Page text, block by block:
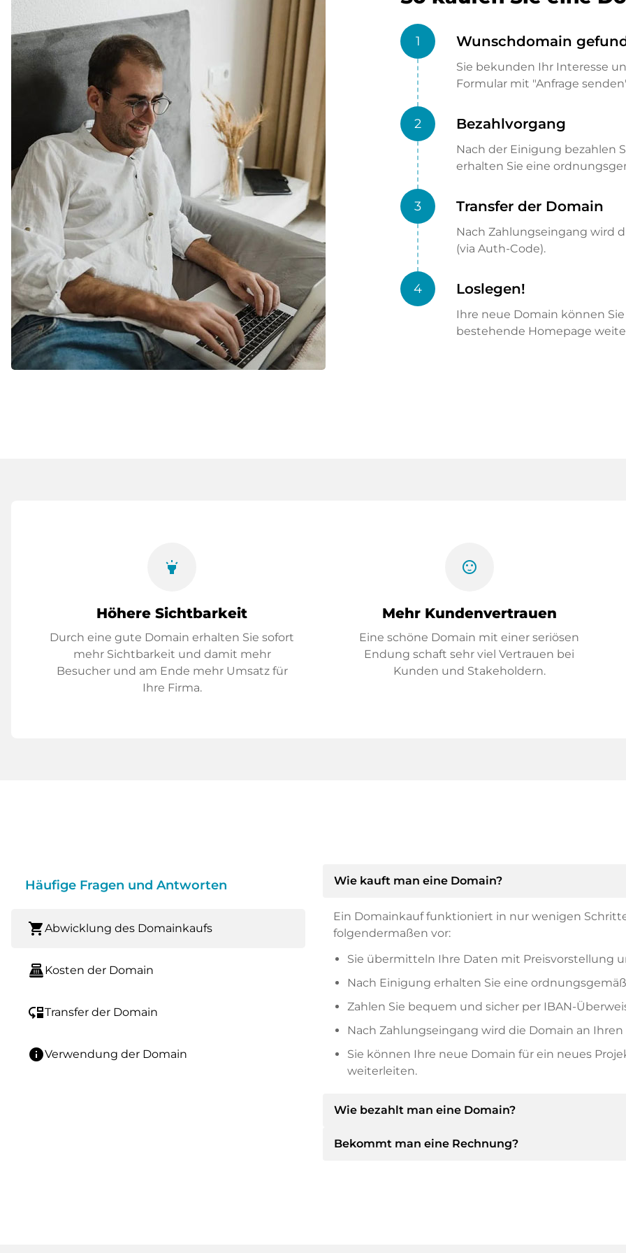
1 Wunschdomain
Sie bekunden Ihr Interesse
Formular mit "Anfrage
2 Bezahlvorgang
Nach der Einigung bezahlen
erhalten Sie eine
3 Transfer der Domain
Nach Zahlungseingang wird
(via Auth-Code).
4 Loslegen!
Ihre neue Domain können
bestehende Homepage
highlight
Höhere Sichtbarkeit
Durch eine gute Domain erhalten Sie sofort
mehr Sichtbarkeit und damit mehr
Besucher und am Ende mehr Umsatz für
Ihre Firma.
sentiment_satisfied
Mehr Kundenvertrauen
Eine schöne Domain mit einer seriösen
Endung schaft sehr viel Vertrauen bei
Kunden und Stakeholdern.
Häufige Fragen und Antworten
shopping_cartAbwicklung des Domainkaufs
point_of_saleKosten der Domain
move_downTransfer der Domain
infoVerwendung der Domain
Wie kauft man eine Domain?
Ein Domainkauf funktioniert in nur wenigen
folgendermaßen vor:
Sie übermitteln Ihre Daten mit Preisvorstellung
Nach Einigung erhalten Sie eine
Zahlen Sie bequem und sicher per IBAN-
Nach Zahlungseingang wird die Domain an
Sie können Ihre neue Domain für ein neues
weiterleiten.
Wie bezahlt man eine Domain?
Nach einer Einigung wird der Inhaber Ihnen die
Bekommt man eine Rechnung?